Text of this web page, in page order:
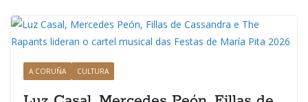
A CORUÑA CULTURA